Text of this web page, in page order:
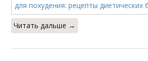
Читать дальше →